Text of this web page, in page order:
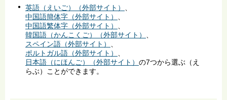
英語（えいご）（外部サイト） 、
中国語簡体字（外部サイト） 、
中国語繁体字（外部サイト） 、
韓国語（かんこくご）（外部サイト） 、
スペイン語（外部サイト） 、
ポルトガル語（外部サイト） 、
日本語（にほんご）（外部サイト） の7つから選ぶ（え
らぶ）ことができます。